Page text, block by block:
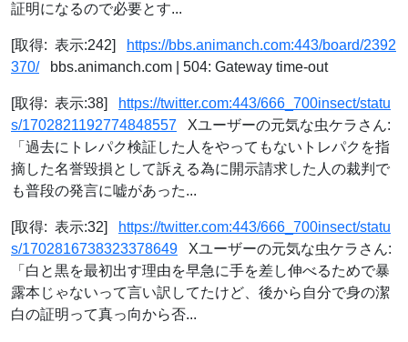
証明になるので必要とす...
[取得: 表示:242]
https://bbs.animanch.com:443/board/2392
370/bbs.animanch.com | 504: Gateway time-out
[取得: 表示:38]
https://twitter.com:443/666_700insect/statu
s/1702821192774848557 Xユーザーの元気な虫ケラさん:
「過去にトレパク検証した人をやってもないトレパクを指
摘した名誉毀損として訴える為に開示請求した人の裁判で
も普段の発言に嘘があった...
[取得: 表示:32]
https://twitter.com:443/666_700insect/statu
s/1702816738323378649 Xユーザーの元気な虫ケラさん:
「白と黒を最初出す理由を早急に手を差し伸べるためで暴
露本じゃないって言い訳してたけど、後から自分で身の潔
白の証明って真っ向から否...